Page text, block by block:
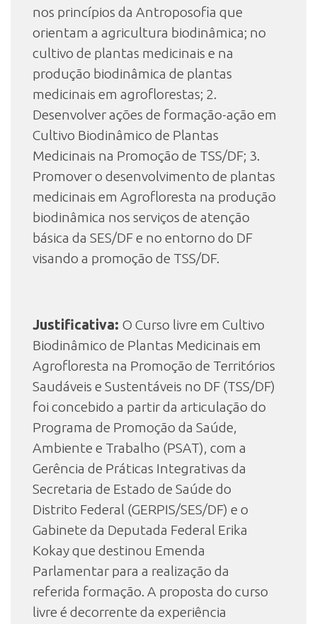
nos princípios da Antroposofia que
orientam a agricultura biodinâmica; no
cultivo de plantas medicinais e na
produção biodinâmica de plantas
medicinais em agroflorestas; 2.
Desenvolver ações de formação-ação em
Cultivo Biodinâmico de Plantas
Medicinais na Promoção de TSS/DF; 3.
Promover o desenvolvimento de plantas
medicinais em Agrofloresta na produção
biodinâmica nos serviços de atenção
básica da SES/DF e no entorno do DF
visando a promoção de TSS/DF.
Justificativa: O Curso livre em Cultivo
Biodinâmico de Plantas Medicinais em
Agrofloresta na Promoção de Territórios
Saudáveis e Sustentáveis no DF (TSS/DF)
foi concebido a partir da articulação do
Programa de Promoção da Saúde,
Ambiente e Trabalho (PSAT), com a
Gerência de Práticas Integrativas da
Secretaria de Estado de Saúde do
Distrito Federal (GERPIS/SES/DF) e o
Gabinete da Deputada Federal Erika
Kokay que destinou Emenda
Parlamentar para a realização da
referida formação. A proposta do curso
livre é decorrente da experiência